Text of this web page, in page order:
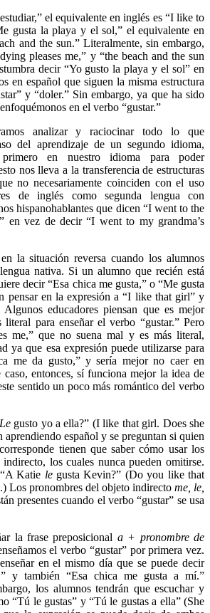
el equivalente en inglés es “I like to
gusta la playa y el sol,” el equivalente en
and the sun.” Literalmente, sin embargo,
pleases me,” y “the beach and the sun
decir “Yo gusto la playa y el sol” en
en español que siguen la misma estructura
y “doler.” Sin embargo, ya que ha sido
en el verbo “gustar.”
analizar y raciocinar todo lo que
del aprendizaje de un segundo idioma,
primero en nuestro idioma para poder
nos lleva a la transferencia de estructuras
no necesariamente coinciden con el uso
de inglés como segunda lengua con
hispanohablantes que dicen “I went to the
en vez de decir “I went to my grandma’s
la situación reversa cuando los alumnos
nativa. Si un alumno que recién está
decir “Esa chica me gusta,” o “Me gusta
pensar en la expresión a “I like that girl” y
educadores piensan que es mejor
para enseñar el verbo “gustar.” Pero
me,” que no suena mal y es más literal,
ya que esa expresión puede utilizarse para
me da gusto,” y sería mejor no caer en
caso, entonces, sí funciona mejor la idea de
sentido un poco más romántico del verbo
Legusto yo a ella?” (I like that girl. Does she
aprendiendo español y se preguntan si quien
tienen que saber cómo usar los
los cuales nunca pueden omitirse.
Katie legusta Kevin?” (Do you like that
Los pronombres del objeto indirecto me, le,
presentes cuando el verbo “gustar” se usa
la frase preposicional a + pronombre de
el verbo “gustar” por primera vez.
en el mismo día que se puede decir
y también “Esa chica me gusta a mí.”
los alumnos tendrán que escuchar y
“Tú le gustas” y “Tú le gustas a ella” (She